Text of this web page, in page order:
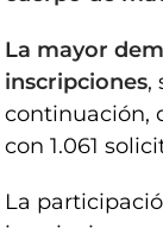
La mayor
inscripciones,
continuación,
con 1.061
La